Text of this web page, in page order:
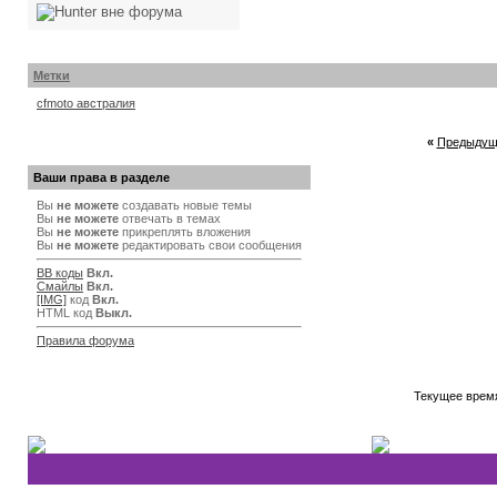
Метки
cfmoto австралия
«
Ваши права в разделе
Вы не можете создавать новые темы
Вы не можете отвечать в темах
Вы не можете прикреплять вложения
Вы не можете редактировать свои сообщения
BB коды Вкл.
Смайлы Вкл.
[IMG] код Вкл.
HTML код Выкл.
Правила форума
Текущее